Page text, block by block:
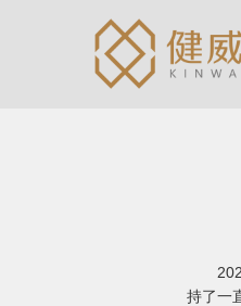
2023
持了一